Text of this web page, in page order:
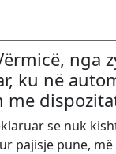
nga
ku në
se nuk
pajisje pune,